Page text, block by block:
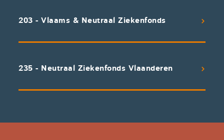
voorwaarden
uitstekend
waarvan
203 - Vlaams & Neutraal Ziekenfonds
235 - Neutraal Ziekenfonds Vlaanderen